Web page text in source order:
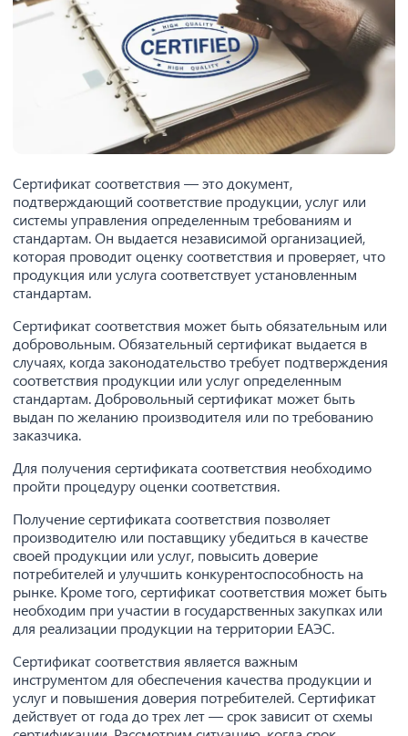
Сертификат соответствия — это документ,
подтверждающий соответствие продукции, услуг или
системы управления определенным требованиям и
стандартам. Он выдается независимой организацией,
которая проводит оценку соответствия и проверяет, что
продукция или услуга соответствует установленным
стандартам.
Сертификат соответствия может быть обязательным или
добровольным. Обязательный сертификат выдается в
случаях, когда законодательство требует подтверждения
соответствия продукции или услуг определенным
стандартам. Добровольный сертификат может быть
выдан по желанию производителя или по требованию
заказчика.
Для получения сертификата соответствия необходимо
пройти процедуру оценки соответствия.
Получение сертификата соответствия позволяет
производителю или поставщику убедиться в качестве
своей продукции или услуг, повысить доверие
потребителей и улучшить конкурентоспособность на
рынке. Кроме того, сертификат соответствия может быть
необходим при участии в государственных закупках или
для реализации продукции на территории ЕАЭС.
Сертификат соответствия является важным
инструментом для обеспечения качества продукции и
услуг и повышения доверия потребителей. Сертификат
действует от года до трех лет — срок зависит от схемы